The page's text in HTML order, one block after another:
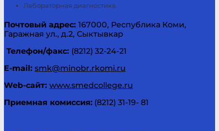
Лабораторная диагностика.
Почтовый адрес: 167000, Республика Коми,
Гаражная ул., д.2, Сыктывкар
Телефон/факс: (8212) 32-24-21
E-mail: smk@minobr.rkomi.ru
Web-сайт: www.smedcollege.ru
Приемная комиссия: (8212) 31-19- 81